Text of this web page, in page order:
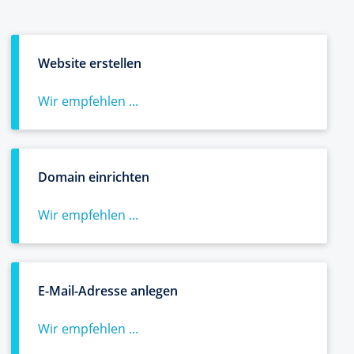
Website erstellen
Wir empfehlen ...
Domain einrichten
Wir empfehlen ...
E-Mail-Adresse anlegen
Wir empfehlen ...